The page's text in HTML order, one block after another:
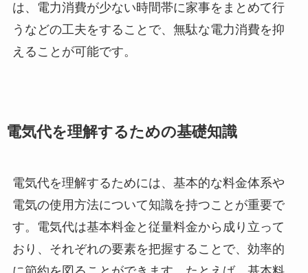
は、電力消費が少ない時間帯に家事をまとめて行
うなどの工夫をすることで、無駄な電力消費を抑
えることが可能です。
電気代を理解するための基礎知識
電気代を理解するためには、基本的な料金体系や
電気の使用方法について知識を持つことが重要で
す。電気代は基本料金と従量料金から成り立って
おり、それぞれの要素を把握することで、効率的